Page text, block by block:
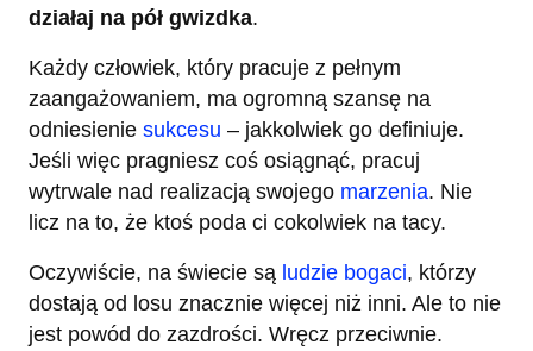
działaj na pół gwizdka.
Każdy człowiek, który pracuje z pełnym
zaangażowaniem, ma ogromną szansę na
odniesienie sukcesu – jakkolwiek go definiuje.
Jeśli więc pragniesz coś osiągnąć, pracuj
wytrwale nad realizacją swojego marzenia. Nie
licz na to, że ktoś poda ci cokolwiek na tacy.
Oczywiście, na świecie są ludzie bogaci, którzy
dostają od losu znacznie więcej niż inni. Ale to nie
jest powód do zazdrości. Wręcz przeciwnie.